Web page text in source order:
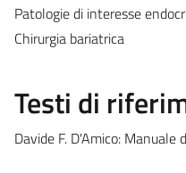
Patologie di interesse
Chirurgia bariatrica
Testi di
Davide F. D'Amico: Manuale